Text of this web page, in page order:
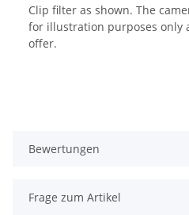
Clip filter as shown. The
for illustration purposes only
offer.
Bewertungen
Frage zum Artikel